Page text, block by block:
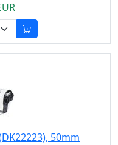
50mm